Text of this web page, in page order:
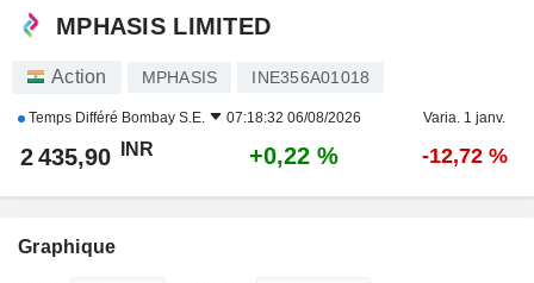
MPHASIS LIMITED
Action MPHASIS INE356A01018
Temps Différé Bombay S.E. 07:18:32 06/08/2026 Varia. 1 janv.
2 435,90 INR +0,22 % -12,72 %
Graphique